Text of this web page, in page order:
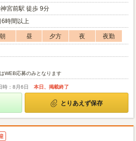
宮前駅 徒歩 9分
時間以上
朝 昼 夕方 夜
夜勤
WEB応募のみとなります
時：8月6日 本日、掲載終了
とりあえず保存